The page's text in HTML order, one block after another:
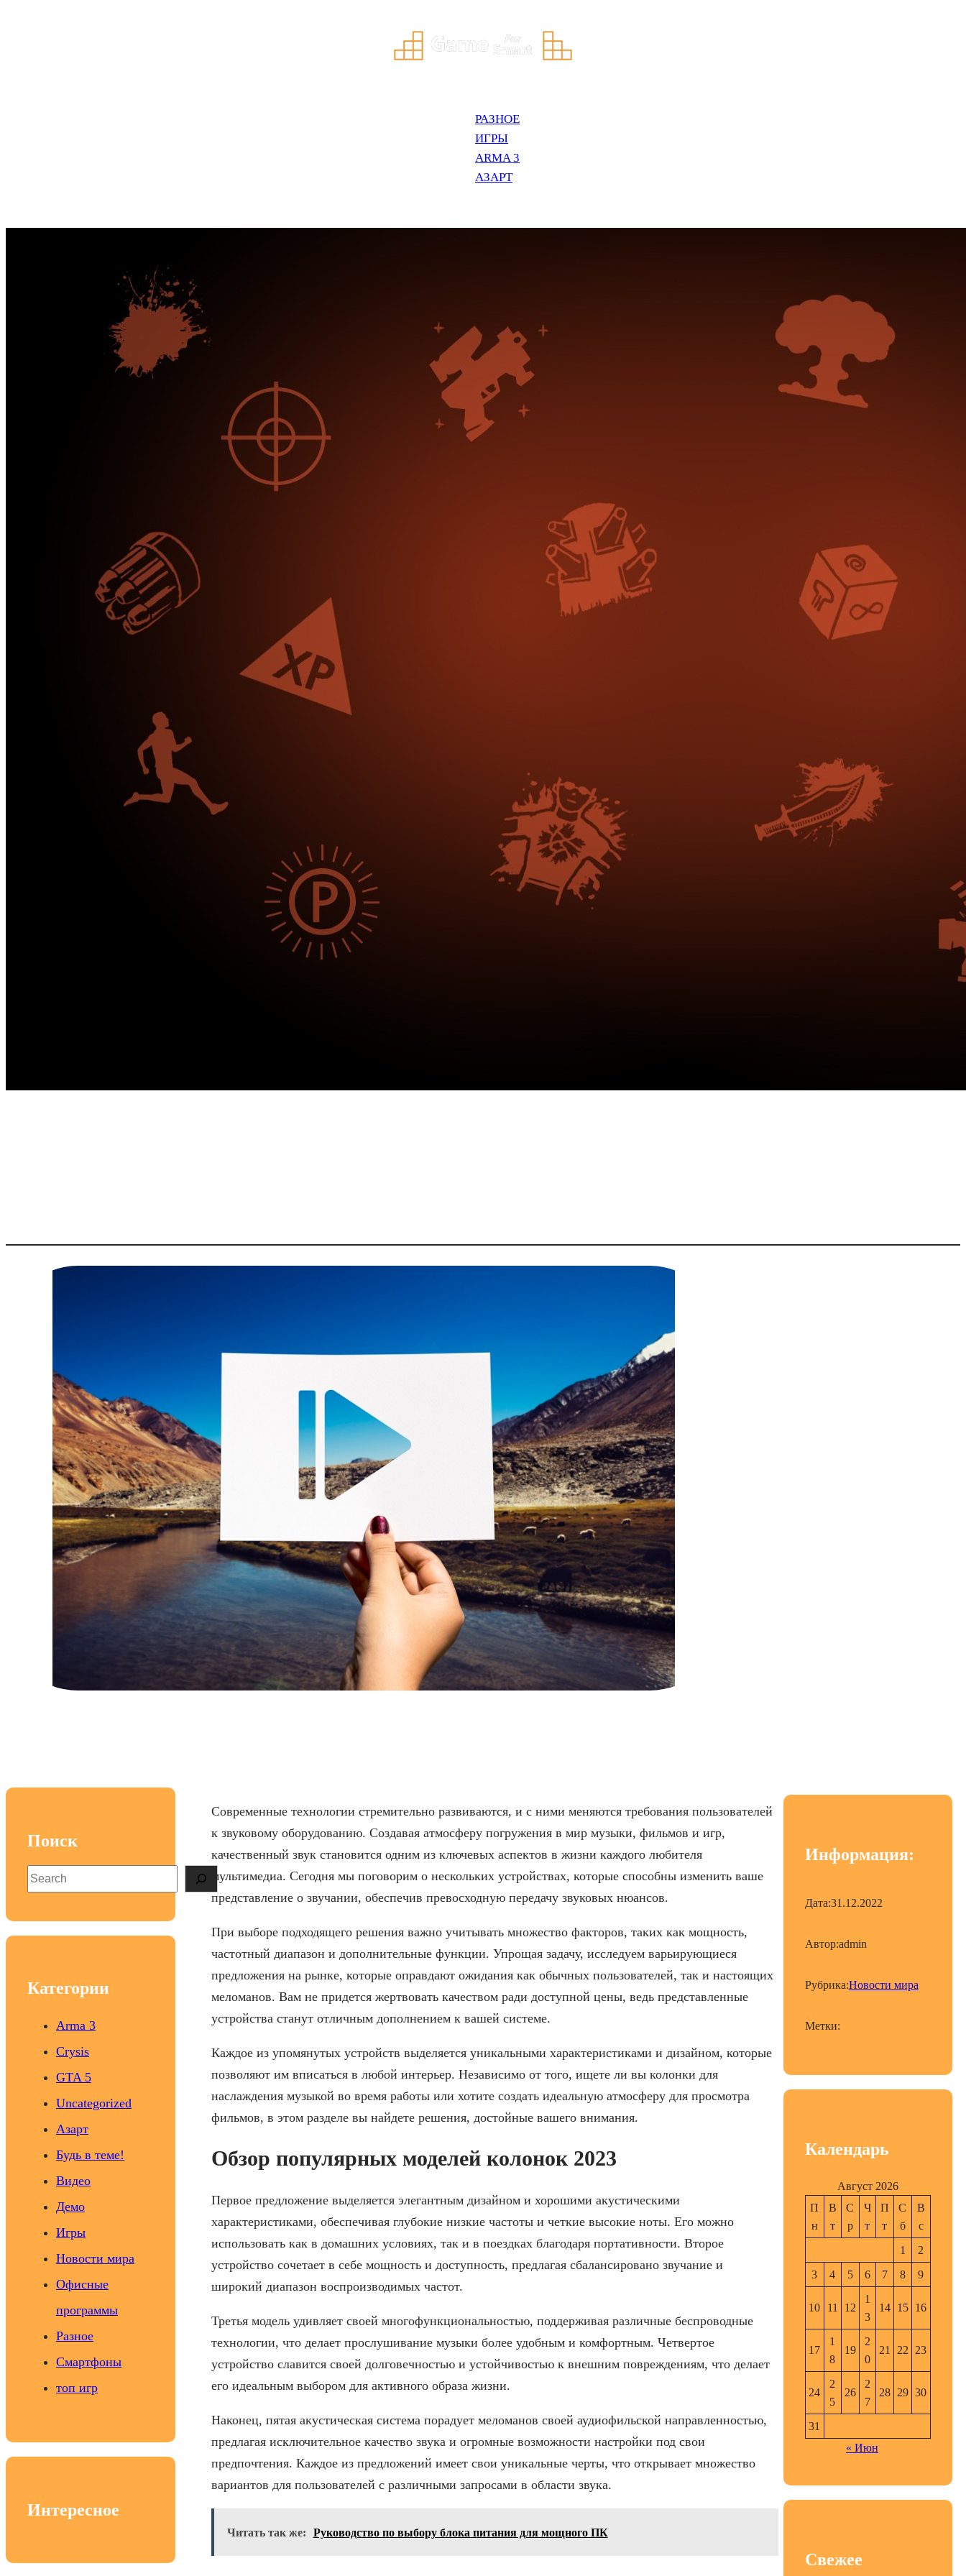
РАЗНОЕ
ИГРЫ
ARMA 3
АЗАРТ
Поиск
S
e
Категории
Arma 3
Crysis
GTA 5
Uncategorized
Азарт
Будь в теме!
Видео
Демо
Игры
Новости мира
Офисные
программы
Разное
Смартфоны
топ игр
Интересное
Современные технологии стремительно развиваются, и с ними меняются требования пользователей
к звуковому оборудованию. Создавая атмосферу погружения в мир музыки, фильмов и игр,
качественный звук становится одним из ключевых аспектов в жизни каждого любителя
мультимедиа. Сегодня мы поговорим о нескольких устройствах, которые способны изменить ваше
представление о звучании, обеспечив превосходную передачу звуковых нюансов.
При выборе подходящего решения важно учитывать множество факторов, таких как мощность,
частотный диапазон и дополнительные функции. Упрощая задачу, исследуем варьирующиеся
предложения на рынке, которые оправдают ожидания как обычных пользователей, так и настоящих
меломанов. Вам не придется жертвовать качеством ради доступной цены, ведь представленные
устройства станут отличным дополнением к вашей системе.
Каждое из упомянутых устройств выделяется уникальными характеристиками и дизайном, которые
позволяют им вписаться в любой интерьер. Независимо от того, ищете ли вы колонки для
наслаждения музыкой во время работы или хотите создать идеальную атмосферу для просмотра
фильмов, в этом разделе вы найдете решения, достойные вашего внимания.
Обзор популярных моделей колонок 2023
Первое предложение выделяется элегантным дизайном и хорошими акустическими
характеристиками, обеспечивая глубокие низкие частоты и четкие высокие ноты. Его можно
использовать как в домашних условиях, так и в поездках благодаря портативности. Второе
устройство сочетает в себе мощность и доступность, предлагая сбалансировано звучание и
широкий диапазон воспроизводимых частот.
Третья модель удивляет своей многофункциональностью, поддерживая различные беспроводные
технологии, что делает прослушивание музыки более удобным и комфортным. Четвертое
устройство славится своей долговечностью и устойчивостью к внешним повреждениям, что делает
его идеальным выбором для активного образа жизни.
Наконец, пятая акустическая система порадует меломанов своей аудиофильской направленностью,
предлагая исключительное качество звука и огромные возможности настройки под свои
предпочтения. Каждое из предложений имеет свои уникальные черты, что открывает множество
вариантов для пользователей с различными запросами в области звука.
Читать так же: Руководство по выбору блока питания для мощного ПК
Информация:
Дата:31.12.2022
Автор:admin
Рубрика:Новости мира
Метки:
Календарь
Август 2026
П
н
В
т
С
р
Ч
т
П
т
С
б
В
с
1
2
3
4 5 6 7 8 9
10 11 12
1
3
14 15 16
17
1
8
19
2
0
21 22 23
24
2
5
26
2
7
28 29 30
31
« Июн
Свежее